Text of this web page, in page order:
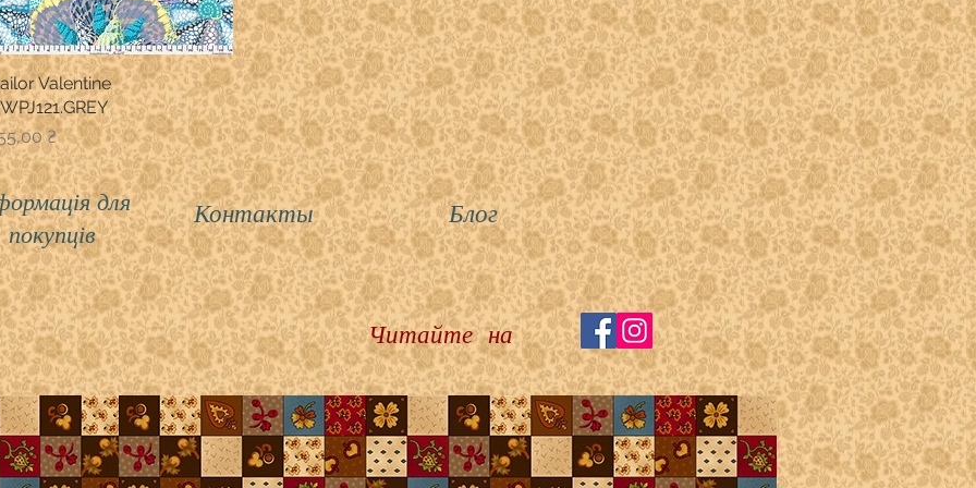
Швидкий перегляд
Valentine
₴
для
покупців
Контакты Блог
Читайте на